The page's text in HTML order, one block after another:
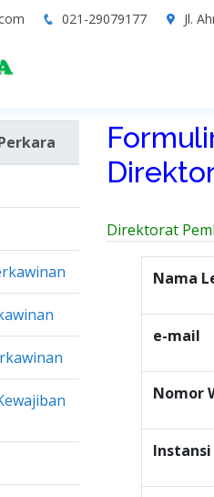
021-29079177 Jl.
Direktorat
Nama
e-mail
Nomor
Instansi